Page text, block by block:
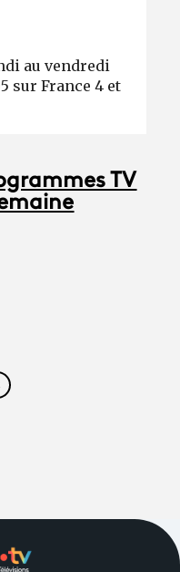
au vendredi
sur France 4 et
TV
cet article sur
cet article sur